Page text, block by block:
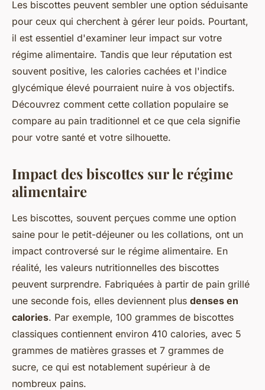
Les biscottes peuvent sembler une option séduisante
pour ceux qui cherchent à gérer leur poids. Pourtant,
il est essentiel d'examiner leur impact sur votre
régime alimentaire. Tandis que leur réputation est
souvent positive, les calories cachées et l'indice
glycémique élevé pourraient nuire à vos objectifs.
Découvrez comment cette collation populaire se
compare au pain traditionnel et ce que cela signifie
pour votre santé et votre silhouette.
Impact des biscottes sur le régime
alimentaire
Les biscottes, souvent perçues comme une option
saine pour le petit-déjeuner ou les collations, ont un
impact controversé sur le régime alimentaire. En
réalité, les valeurs nutritionnelles des biscottes
peuvent surprendre. Fabriquées à partir de pain grillé
une seconde fois, elles deviennent plus denses en
calories. Par exemple, 100 grammes de biscottes
classiques contiennent environ 410 calories, avec 5
grammes de matières grasses et 7 grammes de
sucre, ce qui est notablement supérieur à de
nombreux pains.